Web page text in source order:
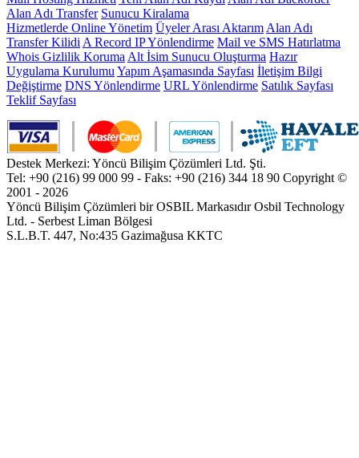
Alan Adı Transfer Sunucu Kiralama
Hizmetlerde Online Yönetim Üyeler Arası Aktarım Alan Adı
Transfer Kilidi A Record IP Yönlendirme Mail ve SMS Hatırlatma
Whois Gizlilik Koruma Alt İsim Sunucu Oluşturma Hazır
Uygulama Kurulumu Yapım Aşamasında Sayfası İletişim Bilgi
Değiştirme DNS Yönlendirme URL Yönlendirme Satılık Sayfası
Teklif Sayfası
Destek Merkezi: Yöncü Bilişim Çözümleri Ltd. Şti.
Tel: +90 (216) 99 000 99 - Faks: +90 (216) 344 18 90 Copyright ©
2001 - 2026
Yöncü Bilişim Çözümleri bir OSBIL Markasıdır Osbil Technology
Ltd. - Serbest Liman Bölgesi
S.L.B.T. 447, No:435 Gazimağusa KKTC